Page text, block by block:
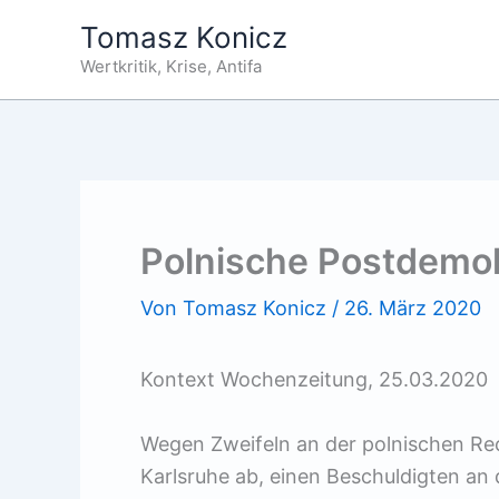
Tomasz Konicz
Wertkritik, Krise, Antifa
Polnische
Von Tomasz Konicz / 26. März 2020
Kontext Wochenzeitung, 25.03.2020
Wegen Zweifeln an der polnischen
Karlsruhe ab, einen Beschuldigten